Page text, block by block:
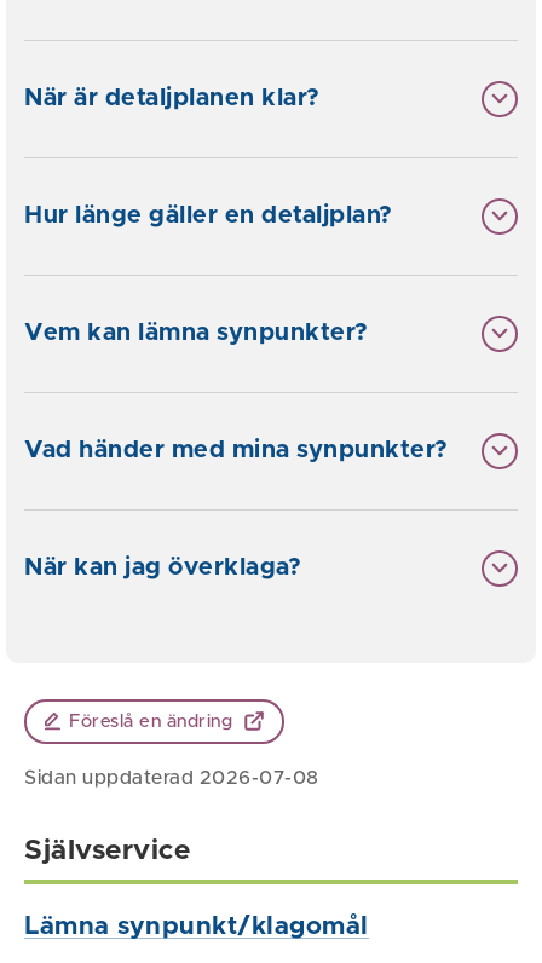
När är detaljplanen klar?
Hur länge gäller en detaljplan?
Vem kan lämna synpunkter?
Vad händer med mina synpunkter?
När kan jag överklaga?
Föreslå en ändring
Sidan uppdaterad 2026-07-08
Självservice
Lämna synpunkt/klagomål